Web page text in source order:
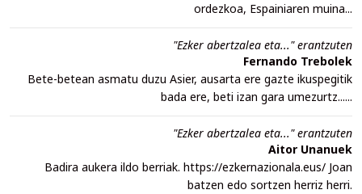
ordezkoa, Espainiaren muina...
"Ezker abertzalea eta..." erantzuten
Fernando Trebolek
Bete-betean asmatu duzu Asier, ausarta ere gazte ikuspegitik
bada ere, beti izan gara umezurtz......
"Ezker abertzalea eta..." erantzuten
Aitor Unanuek
Badira aukera ildo berriak. https://ezkernazionala.eus/ Joan
batzen edo sortzen herriz herri.